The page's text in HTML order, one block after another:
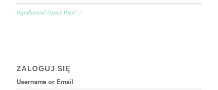
Popularność Opery Pearl :)
ZALOGUJ SIĘ
Username or Email